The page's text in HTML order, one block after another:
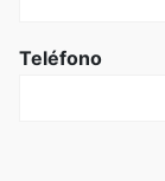
Teléfono